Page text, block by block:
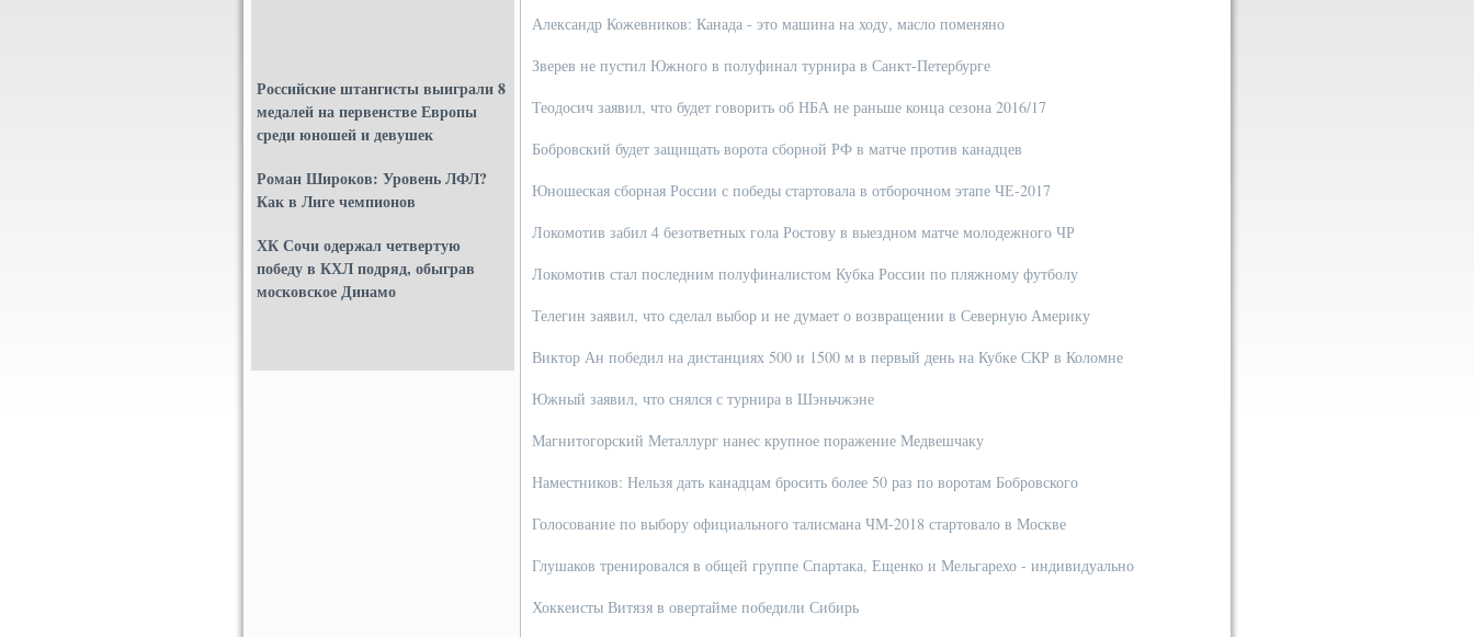
Российские штангисты выиграли 8
медалей на первенстве Европы
среди юношей и девушек
Роман Широков: Уровень ЛФЛ?
Как в Лиге чемпионов
ХК Сочи одержал четвертую
победу в КХЛ подряд, обыграв
московское Динамо
Александр Кожевников: Канада - это машина на ходу, масло поменяно
Зверев не пустил Южного в полуфинал турнира в Санкт-Петербурге
Теодосич заявил, что будет говорить об НБА не раньше конца сезона 2016/17
Бобровский будет защищать ворота сборной РФ в матче против канадцев
Юношеская сборная России с победы стартовала в отборочном этапе ЧЕ-2017
Локомотив забил 4 безответных гола Ростову в выездном матче молодежного ЧР
Локомотив стал последним полуфиналистом Кубка России по пляжному футболу
Телегин заявил, что сделал выбор и не думает о возвращении в Северную Америку
Виктор Ан победил на дистанциях 500 и 1500 м в первый день на Кубке СКР в Коломне
Южный заявил, что снялся с турнира в Шэньчжэне
Магнитогорский Металлург нанес крупное поражение Медвешчаку
Наместников: Нельзя дать канадцам бросить более 50 раз по воротам Бобровского
Голосование по выбору официального талисмана ЧМ-2018 стартовало в Москве
Глушаков тренировался в общей группе Спартака, Ещенко и Мельгарехо - индивидуально
Хоккеисты Витязя в овертайме победили Сибирь